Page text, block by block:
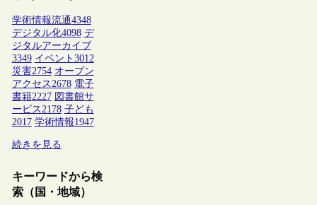
学術情報流通4348
デジタル化4098 デ
ジタルアーカイブ
3349 イベント 3012
災害2754 オープン
アクセス2678 電子
書籍2227 図書館サ
ービス2178 子ども
2017 学術情報1947
続きを見る
キーワードから検
索（国・地域）